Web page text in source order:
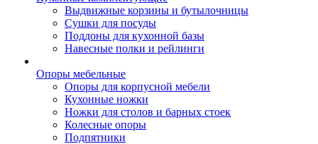
Выдвижные корзины и бутылочницы
Сушки для посуды
Поддоны для кухонной базы
Навесные полки и рейлинги
Опоры мебельные
Опоры для корпусной мебели
Кухонные ножки
Ножки для столов и барных стоек
Колесные опоры
Подпятники